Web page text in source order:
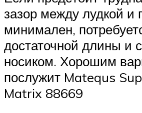
зазор между лудкой и
минимален,
достаточной длины и
носиком. Хорошим
послужит Matequs
Matrix 88669